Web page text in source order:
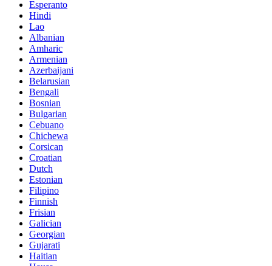
Esperanto
Hindi
Lao
Albanian
Amharic
Armenian
Azerbaijani
Belarusian
Bengali
Bosnian
Bulgarian
Cebuano
Chichewa
Corsican
Croatian
Dutch
Estonian
Filipino
Finnish
Frisian
Galician
Georgian
Gujarati
Haitian